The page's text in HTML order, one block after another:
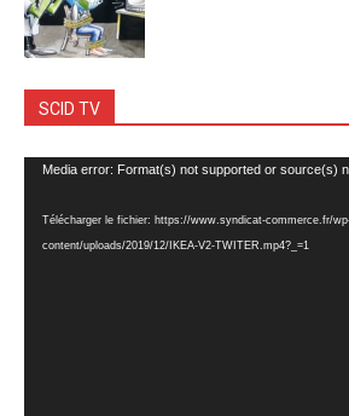
SCID TV
Lecteur
Media error: Format(s) not supported or source(s)
Télécharger le fichier: https://www.syndicat-commerce.fr/
content/uploads/2019/12/IKEA-V2-TWITER.mp4?_=1